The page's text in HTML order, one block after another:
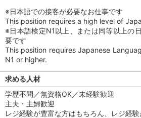
※日本語での接客が必要なお仕事です
This position requires a high level of
※日本語検定N1以上、または同等以上の
要です
This position requires Japanese
N1 or higher.
求める人材
学歴不問／無資格OK／未経験歓迎
主夫・主婦歓迎
レジ経験が豊富な方はもちろん、レジ経験